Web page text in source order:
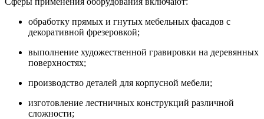
обработку прямых и гнутых мебельных фасадов с
декоративной фрезеровкой;
выполнение художественной гравировки на деревянных
поверхностях;
производство деталей для корпусной мебели;
изготовление лестничных конструкций различной
сложности;